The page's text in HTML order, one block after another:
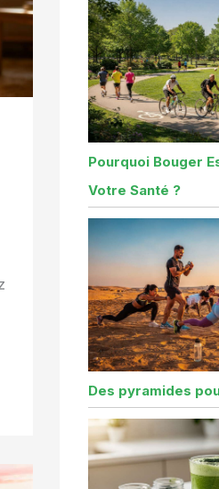
Pourquoi Bouger
Votre Santé ?
Des pyramides